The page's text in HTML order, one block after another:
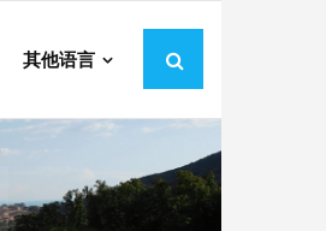
其他语言